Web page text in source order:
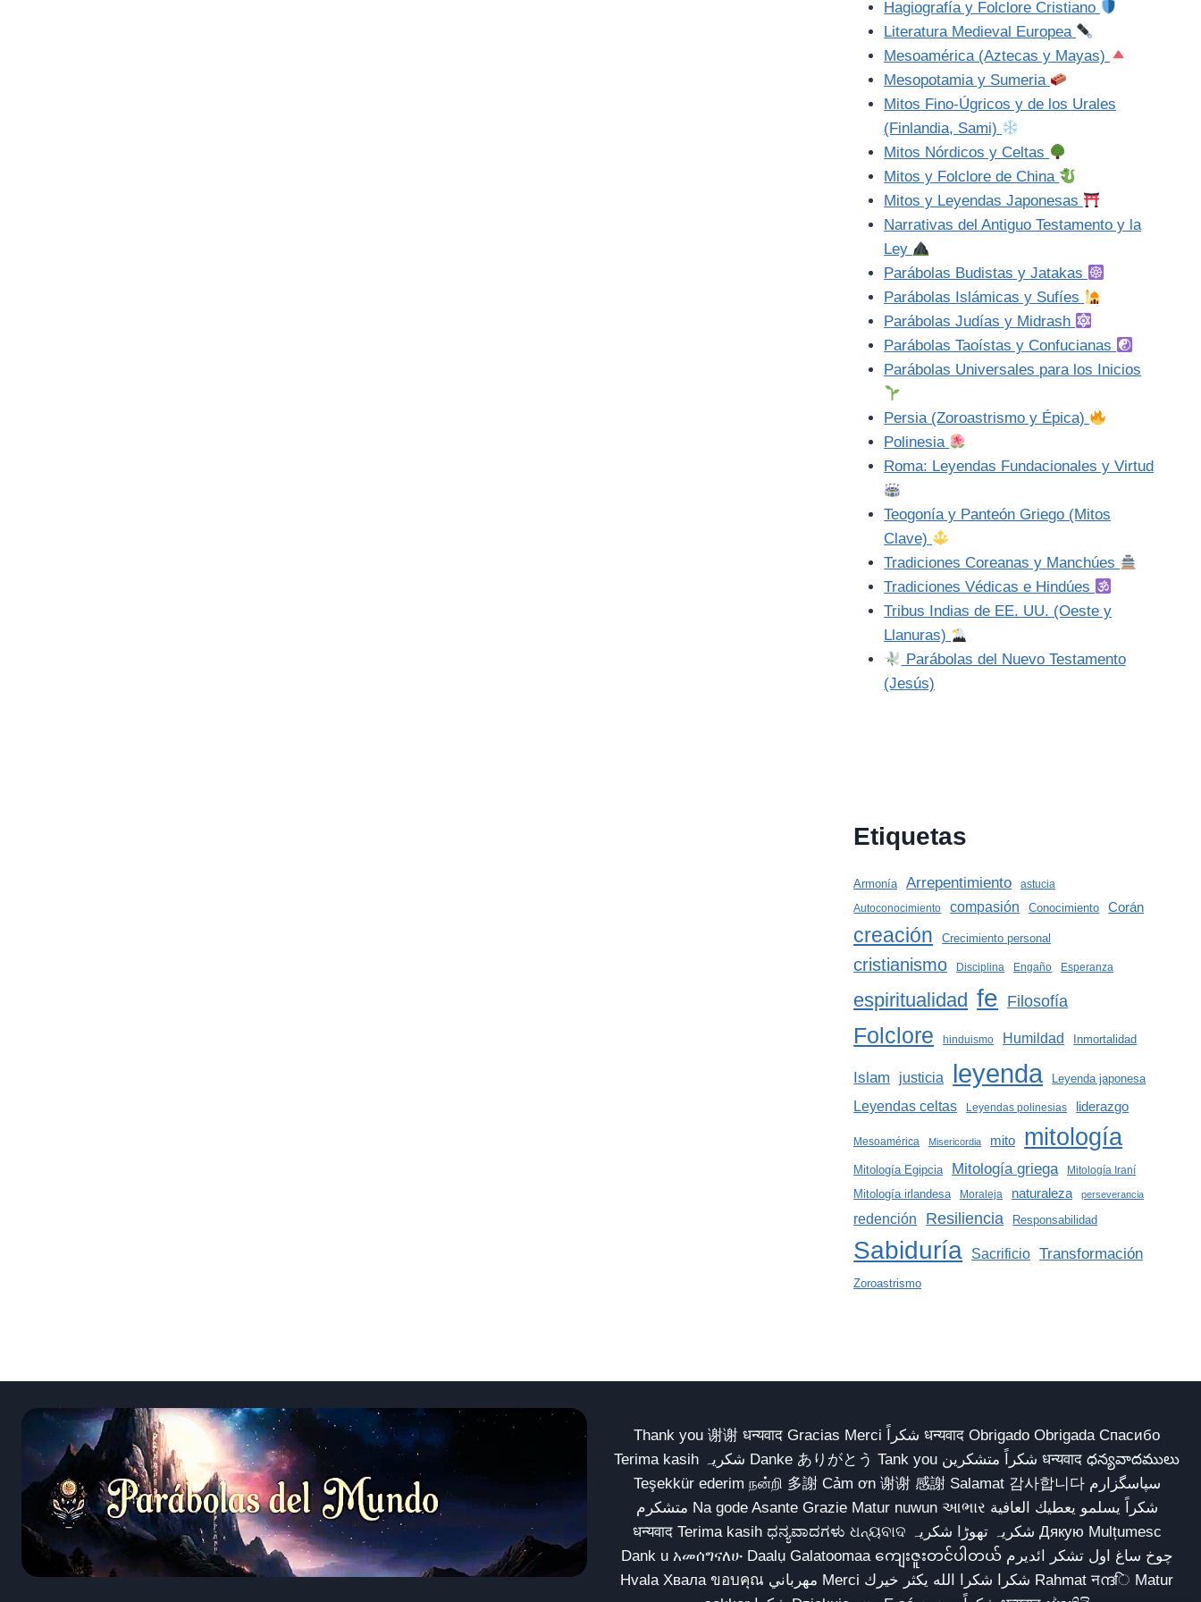
Hagiografía y Folclore Cristiano
Literatura Medieval Europea
Mesoamérica (Aztecas y Mayas)
Mesopotamia y Sumeria
Mitos Fino-Úgricos y de los Urales
(Finlandia, Sami)
Mitos Nórdicos y Celtas
Mitos y Folclore de China
Mitos y Leyendas Japonesas
Narrativas del Antiguo Testamento y la
Ley
Parábolas Budistas y Jatakas
Parábolas Islámicas y Sufíes
Parábolas Judías y Midrash
Parábolas Taoístas y Confucianas
Parábolas Universales para los Inicios
Persia (Zoroastrismo y Épica)
Polinesia
Roma: Leyendas Fundacionales y Virtud
Teogonía y Panteón Griego (Mitos
Clave)
Tradiciones Coreanas y Manchúes
Tradiciones Védicas e Hindúes
Tribus Indias de EE. UU. (Oeste y
Llanuras)
Parábolas del Nuevo Testamento
(Jesús)
Etiquetas
Armonía Arrepentimiento
astucia
Autoconocimiento
compasión Conocimiento Corán
creación Crecimiento personal
cristianismo Disciplina Engaño Esperanza
espiritualidad fe Filosofía
Folclore hinduismo Humildad Inmortalidad
Islam justicia leyenda Leyenda japonesa
Leyendas celtas Leyendas polinesias liderazgo
Mesoamérica Misericordia mito mitología
Mitología Egipcia Mitología griega Mitología Iraní
Mitología irlandesa Moraleja naturaleza perseverancia
redención Resiliencia Responsabilidad
Sabiduría Sacrificio Transformación
Zoroastrismo
Thank you 谢谢 धन्यवाद Gracias Merci شكراً धन्यवाद Obrigado Obrigada Спасибо
Terima kasih شکریہ Danke ありがとう Tank you شكراً متشكرين धन्यवाद ధన్యవాదములు
Teşekkür ederim நன்றி 多謝 Cảm ơn 谢谢 感謝 Salamat 감사합니다 سپاسگزارم
متشکرم Na gode Asante Grazie Matur nuwun આભાર شكراً يسلمو يعطيك العافية
धन्यवाद Terima kasih ಧನ್ಯವಾದಗಳು ଧନ୍ୟବାଦ شکریہ تھوڑا شکریہ Дякую Mulțumesc
Dank u አመሰግናለሁ Daalụ Galatoomaa ကျေးဇူးတင်ပါတယ် چوخ ساغ اول تشکر ائدیرم
Hvala Хвала ขอบคุณ مهرباني Merci شكرا شكرا الله يكثر خيرك Rahmat नന്ദि Matur